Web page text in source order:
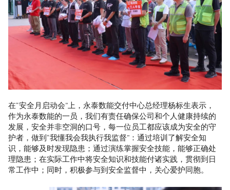
在“安全月启动会”上，永泰数能交付中心总经理杨标生表示，
作为永泰数能的一员，我们有责任确保公司和个人健康持续的
发展，安全并非空洞的口号，每一位员工都应该成为安全的守
护者，做到“我懂我会我执行我监督”：通过培训了解安全知
识，能够及时发现隐患；通过演练掌握安全技能，能够正确处
理隐患；在实际工作中将安全知识和技能付诸实践，贯彻到日
常工作中；同时，积极参与到安全监督中，关心爱护同胞。